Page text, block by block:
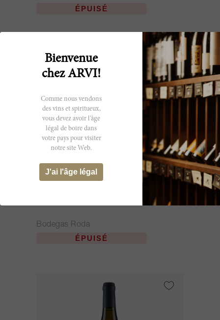
ÉPUISÉ
75cl
Bodegas Roda
ÉPUISÉ
Bienvenue
chez ARVI!
Comme nous vendons
des vins et spiritueux,
vous devez avoir l'âge
légal de boire dans
votre pays pour visiter
notre site Web.
J'ai l'âge légal